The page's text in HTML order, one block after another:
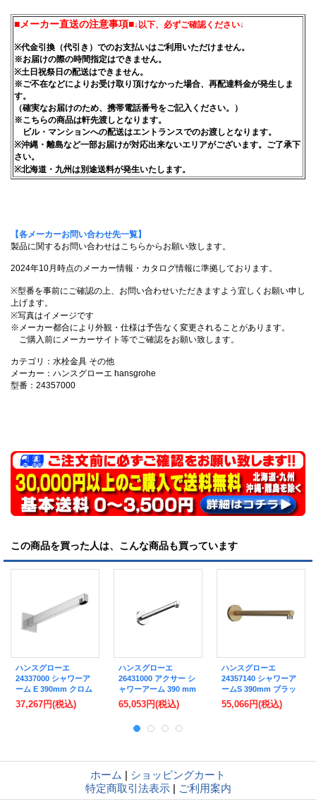
■メーカー直送の注意事項■↓以下、必ずご確認ください↓
※代金引換（代引き）でのお支払いはご利用いただけません。
※お届けの際の時間指定はできません。
※土日祝祭日の配送はできません。
※ご不在などによりお受け取り頂けなかった場合、再配達料金が発生しま
す。
（確実なお届けのため、携帯電話番号をご記入ください。）
※こちらの商品は軒先渡しとなります。
ビル・マンションへの配送はエントランスでのお渡しとなります。
※沖縄・離島など一部お届けが対応出来ないエリアがございます。ご了承下
さい。
※北海道・九州は別途送料が発生いたします。
【各メーカーお問い合わせ先一覧】
製品に関するお問い合わせはこちらからお願い致します。
2024年10月時点のメーカー情報・カタログ情報に準拠しております。
※型番を事前にご確認の上、お問い合わせいただきますよう宜しくお願い申し
上げます。
※写真はイメージです
※メーカー都合により外観・仕様は予告なく変更されることがあります。
ご購入前にメーカーサイト等でご確認をお願い致します。
カテゴリ：水栓金具 その他
メーカー：ハンスグローエ hansgrohe
型番：24357000
この商品を買った人は、こんな商品も買っています
ハンスグローエ
24337000 シャワーア
ーム E 390mm クロム
♪
37,267円(税込)
ハンスグローエ
26431000 アクサー シ
ャワーアーム 390 mm
クロム ♪
65,053円(税込)
ハンスグローエ
24357140 シャワーア
ームS 390mm ブラッ
シュドブロンズ ♪
55,066円(税込)
ホーム | ショッピングカート
特定商取引法表示 | ご利用案内